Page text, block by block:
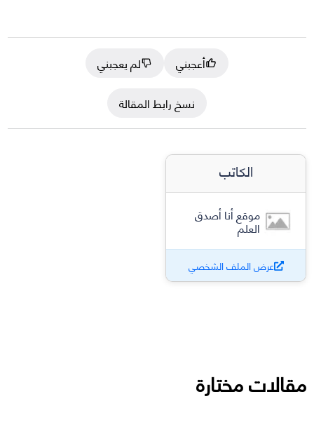
أعجبني
لم يعجبني
نسخ رابط المقالة
الكاتب
موقع أنا أصدق
العلم
عرض الملف الشخصي
مقالات مختارة